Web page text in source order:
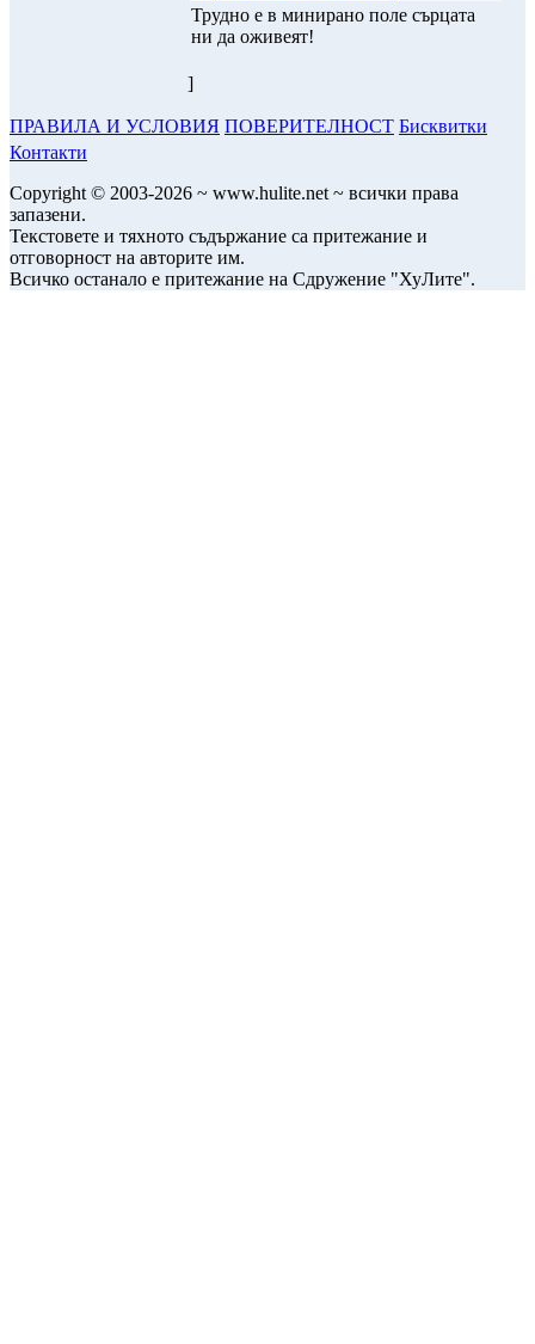
Трудно е в минирано поле сърцата
ни да оживеят!
]
ПРАВИЛА И УСЛОВИЯ ПОВЕРИТЕЛНОСТ Бисквитки
Контакти
Copyright © 2003-2026 ~ www.hulite.net ~ всички права
запазени.
Текстовете и тяхното съдържание са притежание и
отговорност на авторите им.
Всичко останало е притежание на Сдружение "ХуЛите".